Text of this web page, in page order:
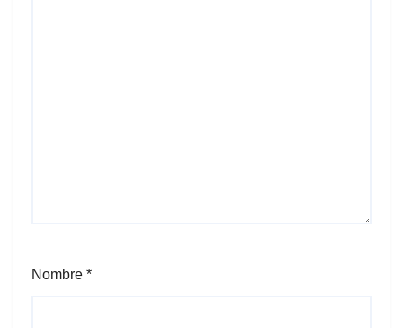
Nombre *